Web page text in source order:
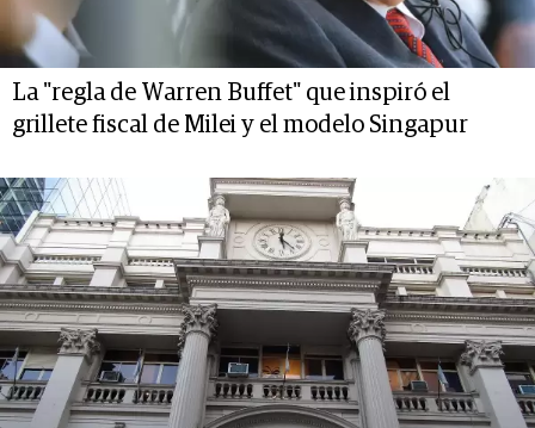
La "regla de Warren Buffet" que inspiró el
grillete fiscal de Milei y el modelo Singapur